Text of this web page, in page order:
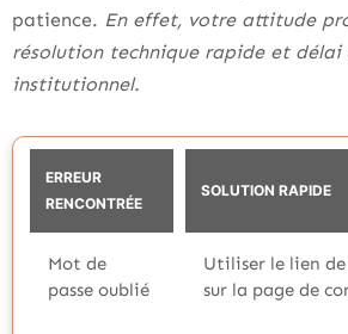
patience. En effet, votre attitude
résolution technique rapide et
institutionnel.
ERREUR
RENCONTRÉE
SOLUTION RAPIDE
Mot de
passe oublié
Utiliser le lien
sur la page de